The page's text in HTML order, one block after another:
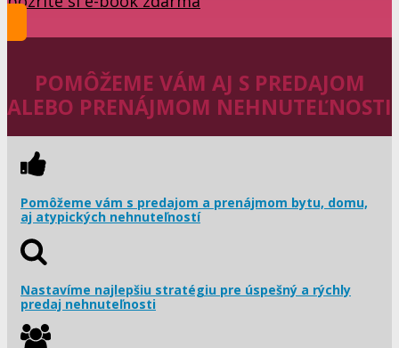
POMÔŽEME VÁM AJ S PREDAJOM
ALEBO PRENÁJMOM NEHNUTEĽNOSTI
Pomôžeme vám s predajom a prenájmom bytu, domu,
aj atypických nehnuteľností
Nastavíme najlepšiu stratégiu pre úspešný a rýchly
predaj nehnuteľnosti